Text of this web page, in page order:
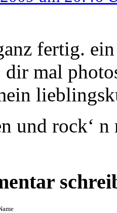
fertig.
dir mal
und rock‘